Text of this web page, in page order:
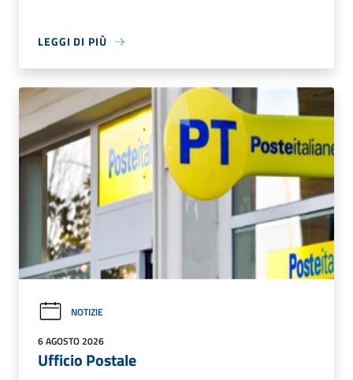
LEGGI DI PIÙ
NOTIZIE
6 AGOSTO 2026
Ufficio Postale